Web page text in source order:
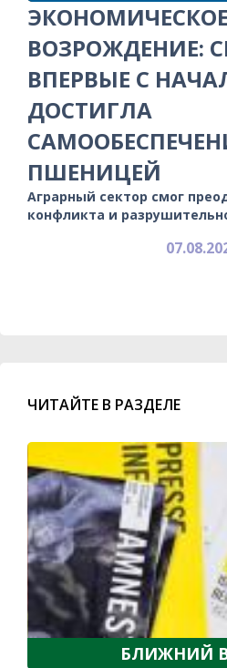
ЭКОНОМИЧЕСКОЕ
ВОЗРОЖДЕНИЕ:
ВПЕРВЫЕ С
ДОСТИГЛА
ПШЕНИЦЕЙ
Аграрный сектор смог
конфликта и
ЧИТАЙТЕ В РАЗДЕЛЕ
БЛИЖНИЙ